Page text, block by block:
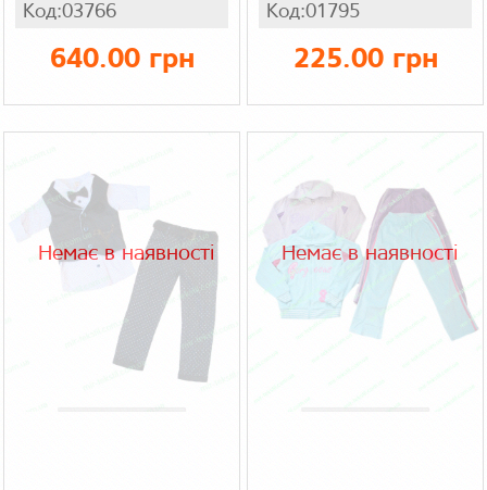
Код:03766
640.00 грн
Код:01795
225.00 грн
Немає в наявності Немає в наявності